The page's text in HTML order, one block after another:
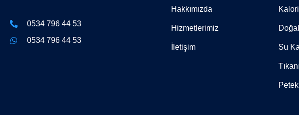
0534 796 44 53
0534 796 44 53
Hakkımızda
Hizmetlerimiz
İletişim Su